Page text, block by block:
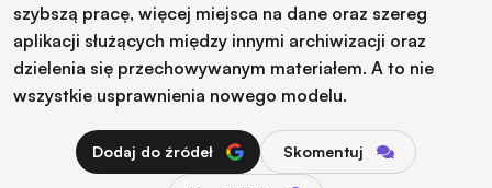
szybszą pracę, więcej miejsca na dane oraz szereg
aplikacji służących między innymi archiwizacji oraz
dzielenia się przechowywanym materiałem. A to nie
wszystkie usprawnienia nowego modelu.
Dodaj do źródeł Skomentuj